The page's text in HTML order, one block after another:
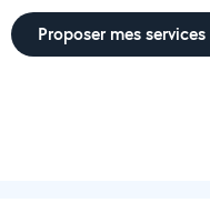
Proposer mes services